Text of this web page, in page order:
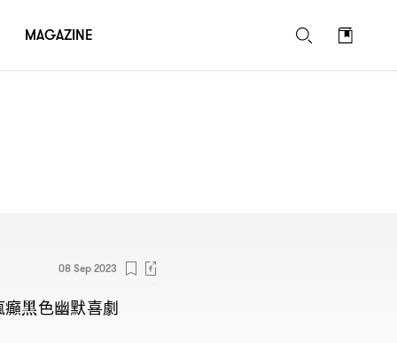
08 Sep 2023
黑色幽默喜劇
MAGAZINE